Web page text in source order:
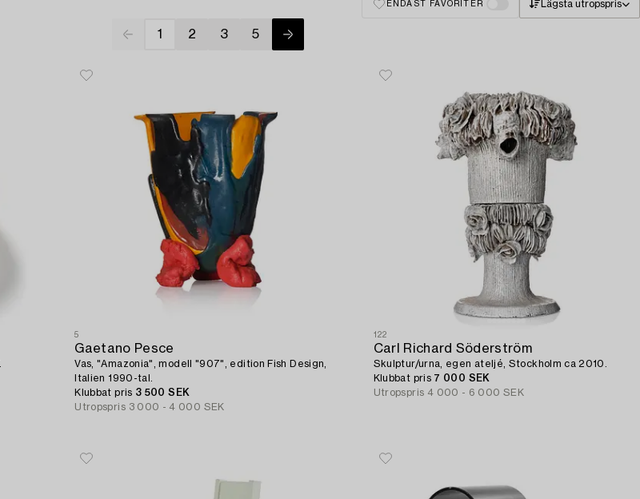
ENDAST FAVORITER Lägsta utropspris
1 2 3 5
5
Gaetano Pesce
Vas, "Amazonia", modell "907", edition Fish Design,
Italien 1990-tal.
Klubbat pris 3 500 SEK
Utropspris 3 000 - 4 000 SEK
122
Carl Richard Söderström
Skulptur/urna, egen ateljé, Stockholm ca 2010.
Klubbat pris 7 000 SEK
Utropspris 4 000 - 6 000 SEK